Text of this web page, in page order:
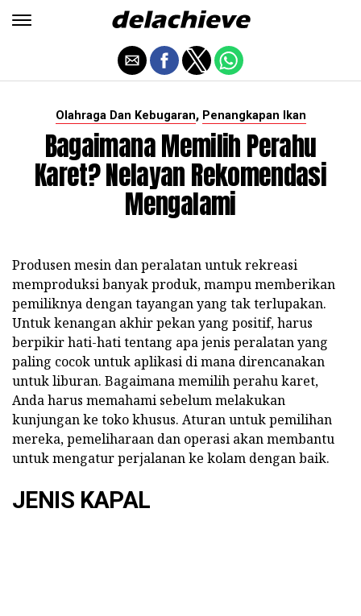
Olahraga Dan Kebugaran, Penangkapan Ikan
Bagaimana Memilih Perahu
Karet? Nelayan Rekomendasi
Mengalami
Produsen mesin dan peralatan untuk rekreasi
memproduksi banyak produk, mampu memberikan
pemiliknya dengan tayangan yang tak terlupakan.
Untuk kenangan akhir pekan yang positif, harus
berpikir hati-hati tentang apa jenis peralatan yang
paling cocok untuk aplikasi di mana direncanakan
untuk liburan. Bagaimana memilih perahu karet,
Anda harus memahami sebelum melakukan
kunjungan ke toko khusus. Aturan untuk pemilihan
mereka, pemeliharaan dan operasi akan membantu
untuk mengatur perjalanan ke kolam dengan baik.
JENIS KAPAL